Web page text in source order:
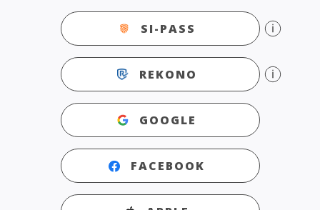
SI-PASS
REKONO
GOOGLE
FACEBOOK